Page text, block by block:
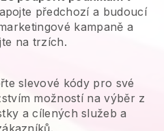
předchozí a budoucí
kampaně a
na trzích.
slevové kódy pro své
možností na výběr z
a cílených služeb a